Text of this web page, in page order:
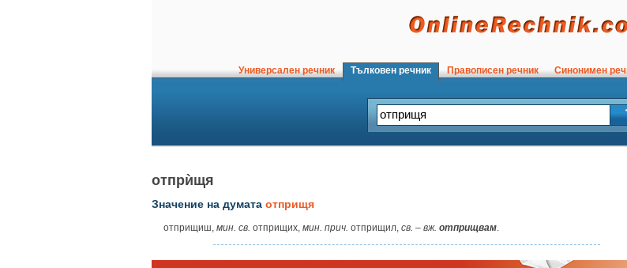
Универсален речник Тълковен речник Правописен речник Синонимен
отпрѝщя
Значение на думата отприщя
отприщиш, мин. св. отприщих, мин. прич. отприщил, св. – вж. отприщвам.